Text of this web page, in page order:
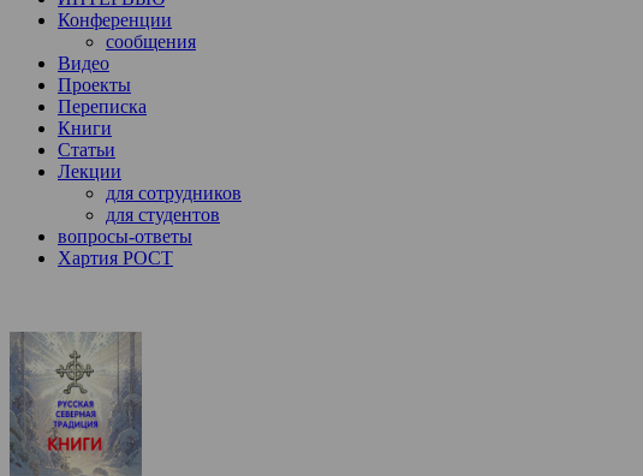
Конференции
сообщения
Видео
Проекты
Переписка
Книги
Статьи
Лекции
для сотрудников
для студентов
вопросы-ответы
Хартия РОСТ